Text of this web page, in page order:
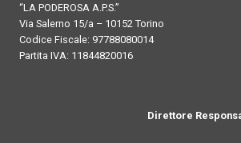
“LA PODEROSA A.P.S.”
Via Salerno 15/a – 10152 Torino
Codice Fiscale: 97788080014
Partita IVA: 11844820016
Direttore